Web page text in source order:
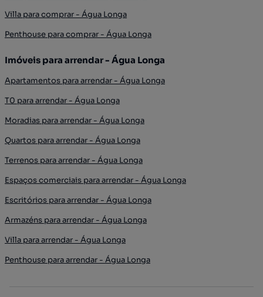
Villa para comprar - Água Longa
Penthouse para comprar - Água Longa
Imóveis para arrendar - Água Longa
Apartamentos para arrendar - Água Longa
T0 para arrendar - Água Longa
Moradias para arrendar - Água Longa
Quartos para arrendar - Água Longa
Terrenos para arrendar - Água Longa
Espaços comerciais para arrendar - Água Longa
Escritórios para arrendar - Água Longa
Armazéns para arrendar - Água Longa
Villa para arrendar - Água Longa
Penthouse para arrendar - Água Longa